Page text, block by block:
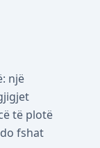
një
të plotë
fshat